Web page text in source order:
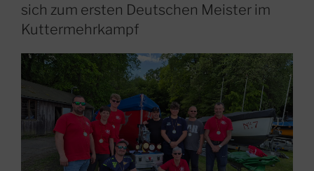
leichter
Winde“
sich zum ersten Deutschen Meister im
Kuttermehrkampf